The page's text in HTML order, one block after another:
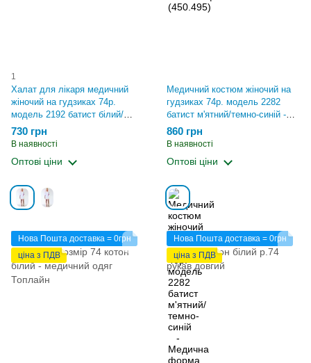
1
Халат для лікаря медичний
жіночий на гудзиках 74р.
модель 2192 батист білий/
блакитний - Медична форма
Хелслайф (450.495)
730 грн
В наявності
Оптові ціни
Медичний костюм жіночий на
гудзиках 74р. модель 2282
батист м'ятний/темно-синій -
Медична форма Хелслайф
(530.583)
860 грн
В наявності
Оптові ціни
Нова Пошта доставка = 0грн
ціна з ПДВ
Нова Пошта доставка = 0грн
ціна з ПДВ